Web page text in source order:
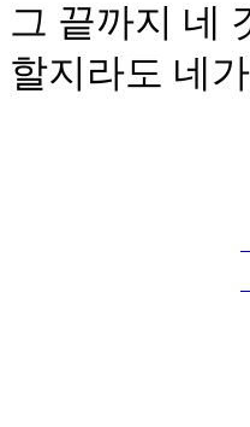
그 끝까지 네
할지라도 네